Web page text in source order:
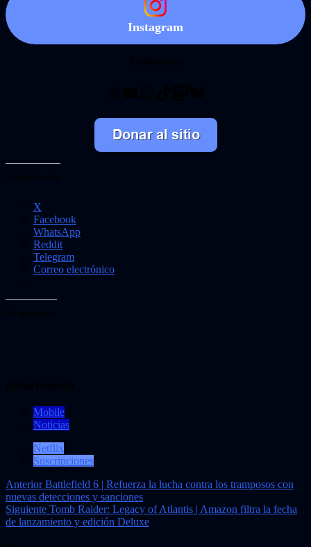
Instagram
X
Facebook
WhatsApp
Reddit
Telegram
Correo electrónico
Mobile
Noticias
Netflix
Suscripciones
Navegación
de
entradas
AnteriorBattlefield 6 | Refuerza la lucha contra los tramposos con
nuevas detecciones y sanciones
Siguiente Tomb Raider: Legacy of Atlantis | Amazon filtra la fecha
de lanzamiento y edición Deluxe